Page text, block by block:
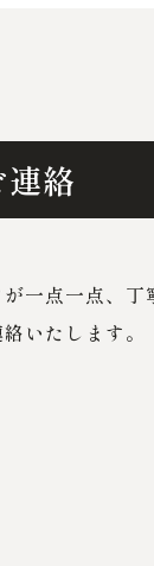
絡
一点一点、丁
いたします。